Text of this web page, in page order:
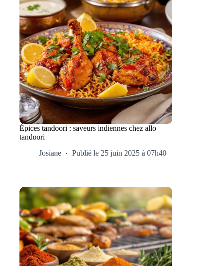
Épices tandoori : saveurs indiennes chez allo
tandoori
Josiane
Publié le 25 juin 2025 à 07h40